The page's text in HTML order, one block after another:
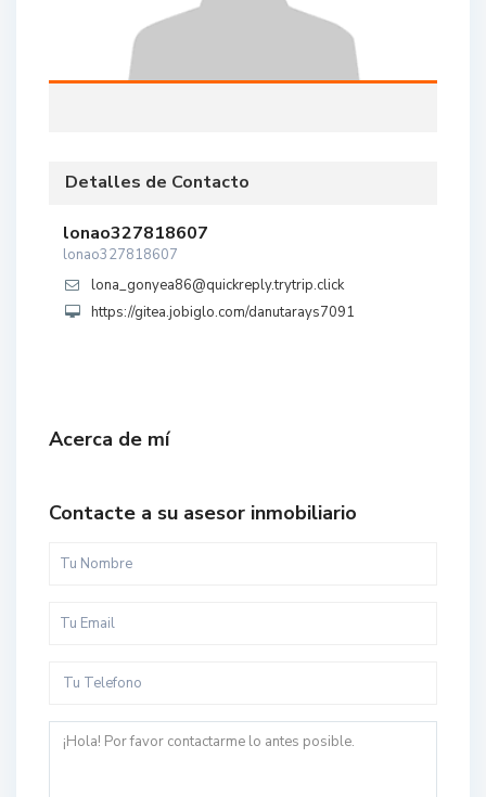
Detalles de Contacto
lonao327818607
lonao327818607
lona_gonyea86@quickreply.trytrip.click
https://gitea.jobiglo.com/danutarays7091
Acerca de mí
Contacte a su asesor inmobiliario